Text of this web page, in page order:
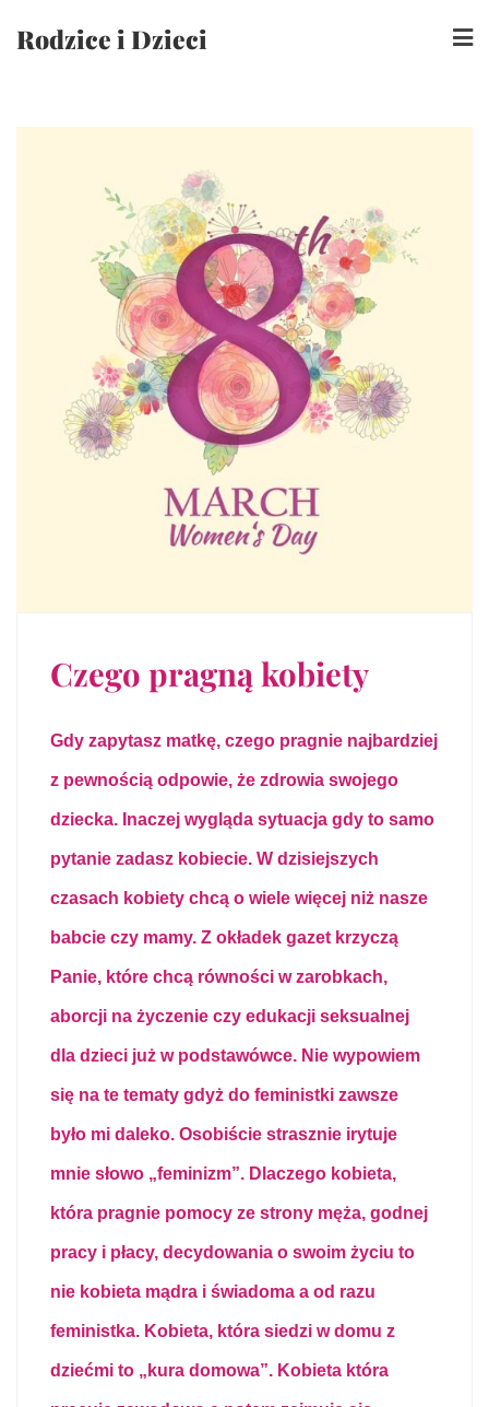
Rodzice i Dzieci
Czego pragną kobiety
Gdy zapytasz matkę, czego pragnie najbardziej
z pewnością odpowie, że zdrowia swojego
dziecka. Inaczej wygląda sytuacja gdy to samo
pytanie zadasz kobiecie. W dzisiejszych
czasach kobiety chcą o wiele więcej niż nasze
babcie czy mamy. Z okładek gazet krzyczą
Panie, które chcą równości w zarobkach,
aborcji na życzenie czy edukacji seksualnej
dla dzieci już w podstawówce. Nie wypowiem
się na te tematy gdyż do feministki zawsze
było mi daleko. Osobiście strasznie irytuje
mnie słowo „feminizm”. Dlaczego kobieta,
która pragnie pomocy ze strony męża, godnej
pracy i płacy, decydowania o swoim życiu to
nie kobieta mądra i świadoma a od razu
feministka. Kobieta, która siedzi w domu z
dziećmi to „kura domowa”. Kobieta która